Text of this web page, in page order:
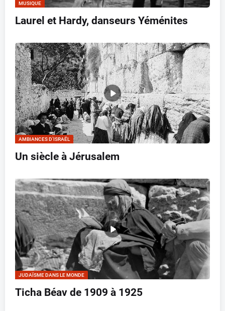
MUSIQUE
Laurel et Hardy, danseurs Yéménites
AMBIANCES D’ISRAËL
Un siècle à Jérusalem
JUDAÏSME DANS LE MONDE
Ticha Béav de 1909 à 1925